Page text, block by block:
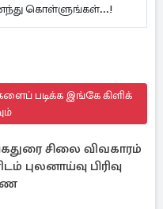
கொள்ளுங்கள்...!
படிக்க இங்கே கிளிக்
சிலை விவகாரம்
புலனாய்வு பிரிவு